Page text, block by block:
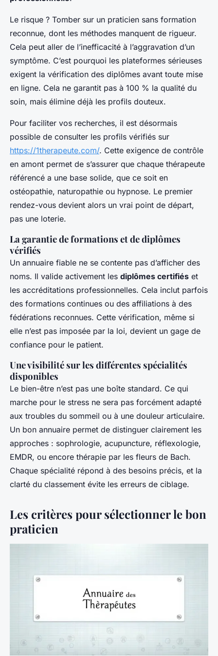
Le risque ? Tomber sur un praticien sans formation
reconnue, dont les méthodes manquent de rigueur.
Cela peut aller de l’inefficacité à l’aggravation d’un
symptôme. C’est pourquoi les plateformes sérieuses
exigent la vérification des diplômes avant toute mise
en ligne. Cela ne garantit pas à 100 % la qualité du
soin, mais élimine déjà les profils douteux.
Pour faciliter vos recherches, il est désormais
possible de consulter les profils vérifiés sur
https://1therapeute.com/. Cette exigence de contrôle
en amont permet de s’assurer que chaque thérapeute
référencé a une base solide, que ce soit en
ostéopathie, naturopathie ou hypnose. Le premier
rendez-vous devient alors un vrai point de départ,
pas une loterie.
La garantie de formations et de diplômes
vérifiés
Un annuaire fiable ne se contente pas d’afficher des
noms. Il valide activement les diplômes certifiés et
les accréditations professionnelles. Cela inclut parfois
des formations continues ou des affiliations à des
fédérations reconnues. Cette vérification, même si
elle n’est pas imposée par la loi, devient un gage de
confiance pour le patient.
Une visibilité sur les différentes spécialités
disponibles
Le bien-être n’est pas une boîte standard. Ce qui
marche pour le stress ne sera pas forcément adapté
aux troubles du sommeil ou à une douleur articulaire.
Un bon annuaire permet de distinguer clairement les
approches : sophrologie, acupuncture, réflexologie,
EMDR, ou encore thérapie par les fleurs de Bach.
Chaque spécialité répond à des besoins précis, et la
clarté du classement évite les erreurs de ciblage.
Les critères pour sélectionner le bon
praticien